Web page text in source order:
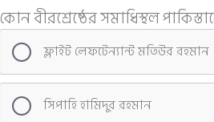
কোন বীরশ্রেষ্ঠের সমাধিস্থল
ফ্লাইট লেফটেন্যান্ট মতিউর রহমান
সিপাহি হামিদুর রহমান